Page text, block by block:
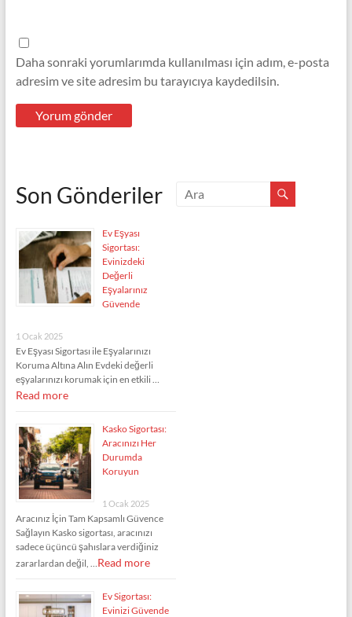
Daha sonraki yorumlarımda kullanılması için adım, e-posta
adresim ve site adresim bu tarayıcıya kaydedilsin.
Son Gönderiler
Ev Eşyası
Sigortası:
Evinizdeki
Değerli
Eşyalarınız
Güvende
1 Ocak 2025
Ev Eşyası Sigortası ile Eşyalarınızı
Koruma Altına Alın Evdeki değerli
eşyalarınızı korumak için en etkili …
Read more
Kasko Sigortası:
Aracınızı Her
Durumda
Koruyun
1 Ocak 2025
Aracınız İçin Tam Kapsamlı Güvence
Sağlayın Kasko sigortası, aracınızı
sadece üçüncü şahıslara verdiğiniz
zararlardan değil, … Read more
Ev Sigortası:
Evinizi Güvende